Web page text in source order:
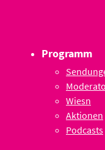
Programm
Wiesn
Aktionen
Podcasts